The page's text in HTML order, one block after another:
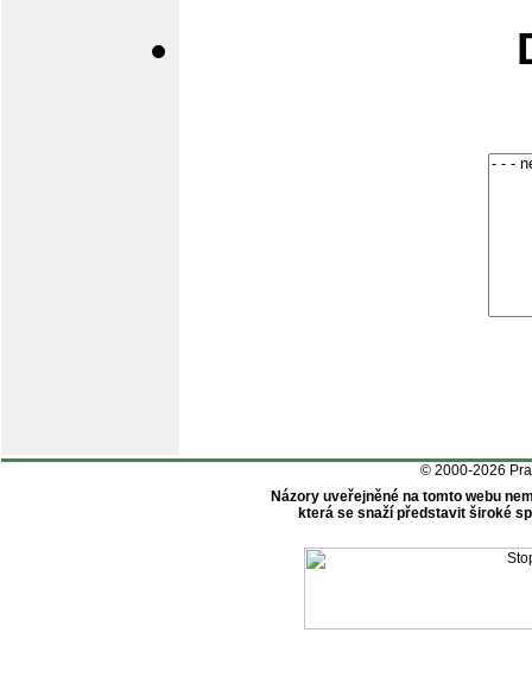
© 2000-2026
Názory uveřejněné na tomto webu
která se snaží představit široké